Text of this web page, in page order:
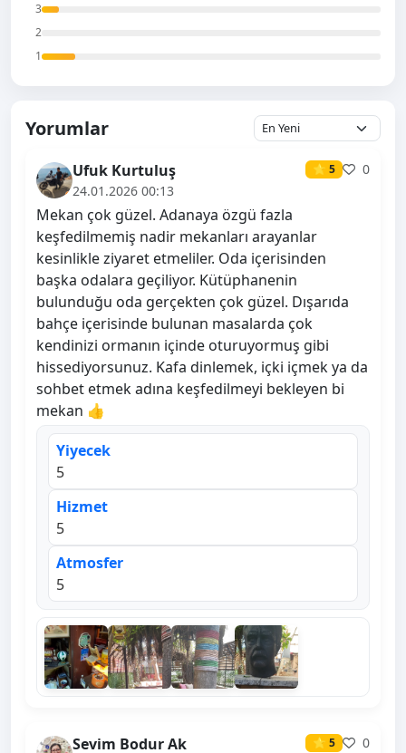
3
2
1
Yorumlar
Ufuk Kurtuluş ⭐ 5
0
24.01.2026 00:13
Mekan çok güzel. Adanaya özgü fazla
keşfedilmemiş nadir mekanları arayanlar
kesinlikle ziyaret etmeliler. Oda içerisinden
başka odalara geçiliyor. Kütüphanenin
bulunduğu oda gerçekten çok güzel. Dışarıda
bahçe içerisinde bulunan masalarda çok
kendinizi ormanın içinde oturuyormuş gibi
hissediyorsunuz. Kafa dinlemek, içki içmek ya da
sohbet etmek adına keşfedilmeyi bekleyen bi
mekan 👍
Yiyecek
5
Hizmet
5
Atmosfer
5
Sevim Bodur Ak ⭐ 5
0